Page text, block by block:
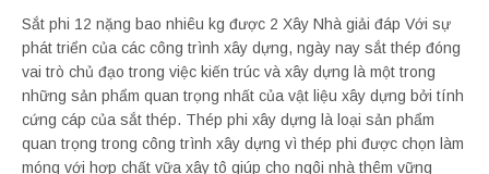
Sắt phi 12 nặng bao nhiêu kg được 2 Xây Nhà giải đáp Với sự
phát triển của các công trình xây dựng, ngày nay sắt thép đóng
vai trò chủ đạo trong việc kiến trúc và xây dựng là một trong
những sản phẩm quan trọng nhất của vật liệu xây dựng bởi tính
cứng cáp của sắt thép. Thép phi xây dựng là loại sản phẩm
quan trọng trong công trình xây dựng vì thép phi được chọn làm
móng với hợp chất vữa xây tô giúp cho ngôi nhà thêm vững